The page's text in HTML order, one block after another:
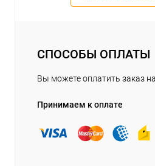
СПОСОБЫ ОПЛАТЫ
Вы можете оплатить заказ
Принимаем к оплате